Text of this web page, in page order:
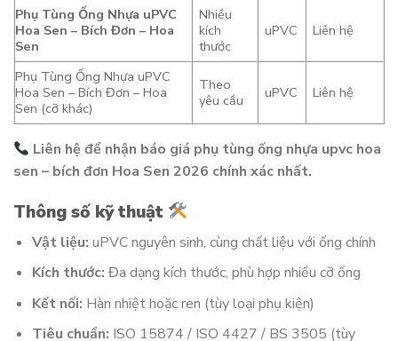
Phụ Tùng Ống Nhựa uPVC
Hoa Sen – Bích Đơn – Hoa
Sen
Nhiều
kích
thước
uPVC Liên hệ
Phụ Tùng Ống Nhựa uPVC
Hoa Sen – Bích Đơn – Hoa
Sen (cỡ khác)
Theo
yêu cầu
uPVC Liên hệ
Liên hệ để nhận báo giá phụ tùng ống nhựa upvc hoa
sen – bích đơn Hoa Sen 2026 chính xác nhất.
Thông số kỹ thuật
Vật liệu: uPVC nguyên sinh, cùng chất liệu với ống chính
Kích thước: Đa dạng kích thước, phù hợp nhiều cỡ ống
Kết nối: Hàn nhiệt hoặc ren (tùy loại phụ kiện)
Tiêu chuẩn: ISO 15874 / ISO 4427 / BS 3505 (tùy